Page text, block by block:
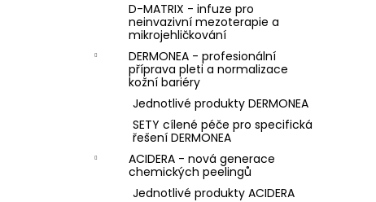
D-MATRIX - infuze pro
neinvazivní mezoterapie a
mikrojehličkování
DERMONEA - profesionální
příprava pleti a normalizace
kožní bariéry
Jednotlivé produkty DERMONEA
SETY cílené péče pro specifická
řešení DERMONEA
ACIDERA - nová generace
chemických peelingů
Jednotlivé produkty ACIDERA